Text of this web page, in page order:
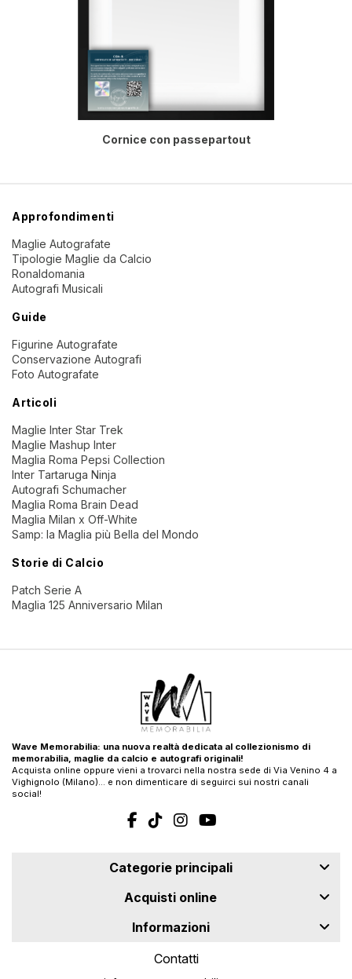
Cornice con passepartout
Approfondimenti
Maglie Autografate
Tipologie Maglie da Calcio
Ronaldomania
Autografi Musicali
Guide
Figurine Autografate
Conservazione Autografi
Foto Autografate
Articoli
Maglie Inter Star Trek
Maglie Mashup Inter
Maglia Roma Pepsi Collection
Inter Tartaruga Ninja
Autografi Schumacher
Maglia Roma Brain Dead
Maglia Milan x Off-White
Samp: la Maglia più Bella del Mondo
Storie di Calcio
Patch Serie A
Maglia 125 Anniversario Milan
Wave Memorabilia: una nuova realtà dedicata al collezionismo di
memorabilia, maglie da calcio e autografi originali!
Acquista online oppure vieni a trovarci nella nostra sede di Via Venino 4 a
Vighignolo (Milano)… e non dimenticare di seguirci sui nostri canali
social!
Categorie principali
Acquisti online
Informazioni
Contatti